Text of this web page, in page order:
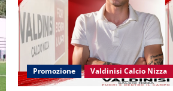
Promozione Valdinisi Calcio Nizza